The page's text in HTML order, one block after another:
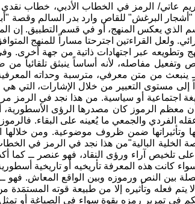
عاتي/ الرمز في الخطاب الأدبي، خطاب
البرغش" للقاص وارد بدر السالم وقصة
الذي يعكس المنهج، أو في قسم التطبيق. إن
ولعل القراءتين اجترحتا مساراً للمنهج
وتطويعه عبر اجتهادات ذاتية من جهة أخرى.
وتفعيل مفاصله، لأنه أساساً ينبثق تلقائياً
ينبعث من متن معرفي، مترسبة وحداته
مستوى التعبير من خلال الإشارات، التي هي
اجتماعية أو سياسية. من هذا نجد في الرمز
معظم الرموز كان مصدرها الرؤى الأسطورية،
الفردي والجمعي ما يُعينه على البقاء.
وتأثيراتها ضمن ظروف موضوعية. ومن
الخلية البالية"من هذا نجد في الرمز في
تلخيص آراء ورؤى النقاد، فهو عنصر ــ كما أكد
كانت هذه المعرفة تأريخيه أو تاريخية
بين النص ورموزه وبين الواقع المعاش.
يتم فعله وتأثيره إلا من طبيعة قوته
في تمرير رمزه بقوة سواء في الصياغة أو